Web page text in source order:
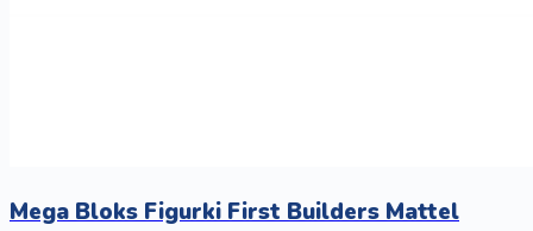
Mega Bloks Figurki First Builders Mattel